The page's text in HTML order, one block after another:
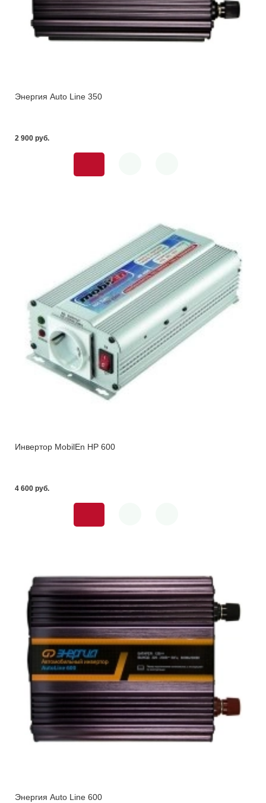
Энергия Auto Line 350
2 900 pуб.
Инвертор MobilEn HP 600
4 600 pуб.
Энергия Auto Line 600